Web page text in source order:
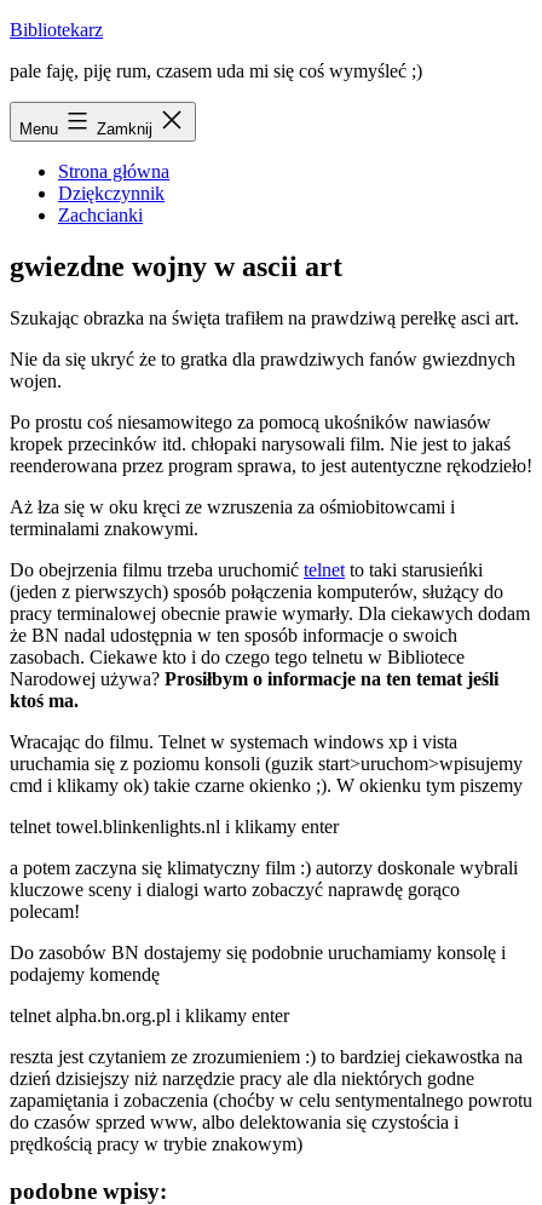
Przejdź
treści
Bibliotekarz
pale faję, piję rum, czasem uda mi się coś wymyśleć ;)
Menu Zamknij
Strona główna
Dziękczynnik
Zachcianki
gwiezdne wojny w ascii art
Szukając obrazka na święta trafiłem na prawdziwą perełkę asci art.
Nie da się ukryć że to gratka dla prawdziwych fanów gwiezdnych
wojen.
Po prostu coś niesamowitego za pomocą ukośników nawiasów
kropek przecinków itd. chłopaki narysowali film. Nie jest to jakaś
reenderowana przez program sprawa, to jest autentyczne rękodzieło!
Aż łza się w oku kręci ze wzruszenia za ośmiobitowcami i
terminalami znakowymi.
Do obejrzenia filmu trzeba uruchomić telnet to taki starusieńki
(jeden z pierwszych) sposób połączenia komputerów, służący do
pracy terminalowej obecnie prawie wymarły. Dla ciekawych dodam
że BN nadal udostępnia w ten sposób informacje o swoich
zasobach. Ciekawe kto i do czego tego telnetu w Bibliotece
Narodowej używa? Prosiłbym o informacje na ten temat jeśli
ktoś ma.
Wracając do filmu. Telnet w systemach windows xp i vista
uruchamia się z poziomu konsoli (guzik start>uruchom>wpisujemy
cmd i klikamy ok) takie czarne okienko ;). W okienku tym piszemy
telnet towel.blinkenlights.nl i klikamy enter
a potem zaczyna się klimatyczny film :) autorzy doskonale wybrali
kluczowe sceny i dialogi warto zobaczyć naprawdę gorąco
polecam!
Do zasobów BN dostajemy się podobnie uruchamiamy konsolę i
podajemy komendę
telnet alpha.bn.org.pl i klikamy enter
reszta jest czytaniem ze zrozumieniem :) to bardziej ciekawostka na
dzień dzisiejszy niż narzędzie pracy ale dla niektórych godne
zapamiętania i zobaczenia (choćby w celu sentymentalnego powrotu
do czasów sprzed www, albo delektowania się czystościa i
prędkością pracy w trybie znakowym)
podobne wpisy: